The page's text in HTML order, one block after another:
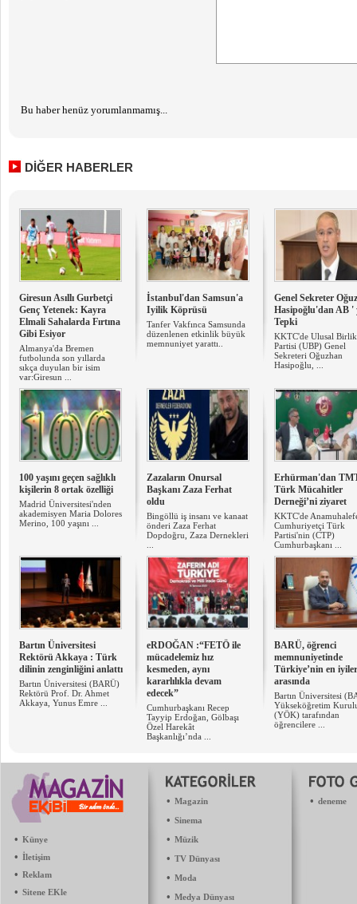
Bu haber henüz yorumlanmamış...
DİĞER HABERLER
Giresun Asıllı Gurbetçi
Genç Yetenek: Kayra
Elmali Sahalarda Fırtına
Gibi Esiyor
Almanya'da Bremen
futbolunda son yıllarda
sıkça duyulan bir isim
var:Giresun ...
İstanbul'dan Samsun'a
Iyilik Köprüsü
Tanfer Vakfınca Samsunda
düzenlenen etkinlik büyük
memnuniyet yarattı..
Genel Sekreter
Hasipoğlu'dan AB '
Tepki
KKTC'de Ulusal Birlik
Partisi (UBP) Genel
Sekreteri Oğuzhan
Hasipoğlu, ...
100 yaşını geçen sağlıklı
kişilerin 8 ortak özelliği
Madrid Üniversitesi'nden
akademisyen Maria Dolores
Merino, 100 yaşını ...
Zazaların Onursal
Başkanı Zaza Ferhat
oldu
Bingöllü iş insanı ve kanaat
önderi Zaza Ferhat
Dopdoğru, Zaza Dernekleri
Erhürman'dan
Türk Mücahitler
Derneği’ni ziyaret
KKTC'de
Cumhuriyetçi Türk
Partisi'nin (CTP)
Cumhurbaşkanı ...
Bartın Üniversitesi
Rektörü Akkaya : Türk
dilinin zenginliğini anlattı
Bartın Üniversitesi (BARÜ)
Rektörü Prof. Dr. Ahmet
Akkaya, Yunus Emre ...
eRDOĞAN :“FETÖ ile
mücadelemiz hız
kesmeden, aynı
kararlılıkla devam
edecek”
Cumhurbaşkanı Recep
Tayyip Erdoğan, Gölbaşı
Özel Harekât
Başkanlığı’nda ...
BARÜ, öğrenci
memnuniyetinde
Türkiye’nin en
arasında
Bartın Üniversitesi
Yükseköğretim
(YÖK) tarafından
öğrencilere ...
• Künye
• İletişim
• Reklam
• Sitene EKle
• Magazin
• Sinema
• Müzik
• TV Dünyası
• Moda
• Medya Dünyası
• deneme